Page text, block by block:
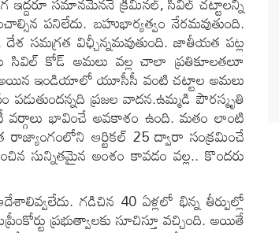
పనిలేదు. బహుభార్యత్వం నేరమవుతుంది.
సమగ్రత విఛ్చీన్నమవుతుంది. జాతీయత పట్ల
కోడ్ అమలు వల్ల చాలా ప్రతికూలతలూ
అయిన ఇండియాలో యూసీసీ వంటి చట్టాల అమలు
ప్రజల వాదన.ఉమ్మడి పౌరస్మృతి
భావించే అవకాశం ఉంది. మతం లాంటి
రాజ్యాంగంలోని ఆర్టికల్ 25 ద్వారా సంక్రమించే
సున్నితమైన అంశం కావడం వల్ల.. కొందరు
గడిచిన 40 ఏళ్లలో భిన్న తీర్పుల్లో
ప్రభుత్వాలకు సూచిస్తూ వచ్చింది. అయితే